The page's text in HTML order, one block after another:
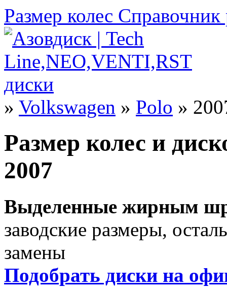
Размер колес Справочник
» Volkswagen » Polo »
Размер колес и
2007
Выделенные жирным
заводские размеры,
замены
Подобрать диски на